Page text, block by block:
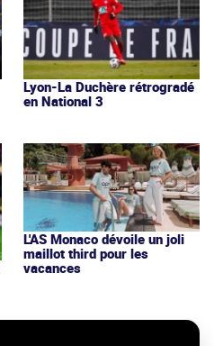
Lyon-La Duchère rétrogradé
en National 3
L'AS Monaco dévoile un joli
maillot third pour les
vacances